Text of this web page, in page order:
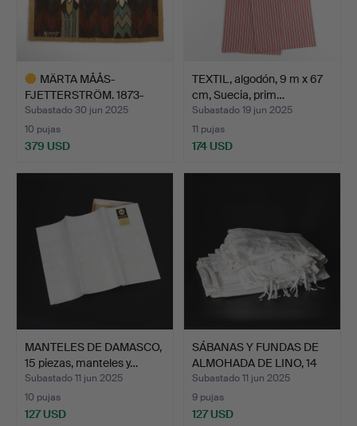
MÄRTA MÅÅS-
FJETTERSTRÖM. 1873-
1941. Tejido…
Subastado 30 jun 2025
10 pujas
379 USD
TEXTIL, algodón, 9 m x 67
cm, Suecia, prim…
Subastado 19 jun 2025
11 pujas
174 USD
MANTELES DE DAMASCO,
15 piezas, manteles y…
Subastado 11 jun 2025
10 pujas
127 USD
SÁBANAS Y FUNDAS DE
ALMOHADA DE LINO, 14
p…
Subastado 11 jun 2025
9 pujas
127 USD